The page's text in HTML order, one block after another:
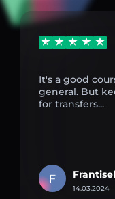
It's a good
general. But
for transfers...
F
14.03.2024